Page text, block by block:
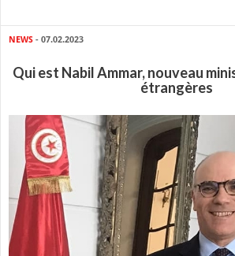
NEWS - 07.02.2023
Qui est Nabil Ammar, nouveau
étrangères